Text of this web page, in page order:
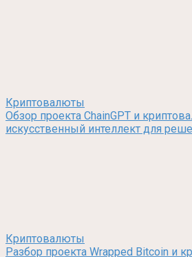
Криптовалюты
Обзор проекта ChainGPT и
искусственный интеллект для
Криптовалюты
Разбор проекта Wrapped Bitcoin и